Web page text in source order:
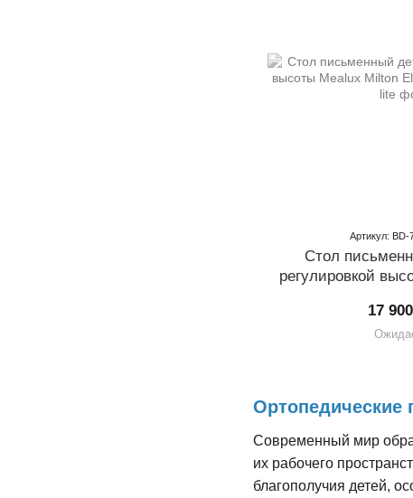
Современный мир
их рабочего
благополучия детей,
Артикул: BD-
Стол
регулировкой
17